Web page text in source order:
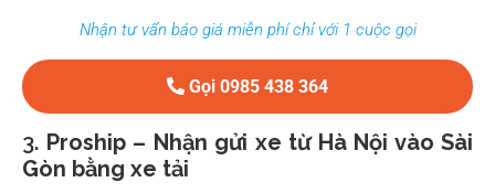
Nhận tư vấn báo giá miễn phí chỉ với 1 cuộc gọi
Gọi 0985 438 364
3. Proship – Nhận gửi xe từ Hà Nội vào Sài
Gòn bằng xe tải